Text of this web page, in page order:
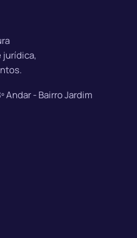
jurídica,
Andar - Bairro Jardim